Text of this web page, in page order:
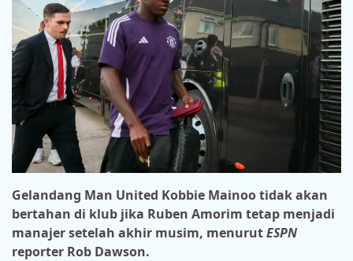
Gelandang Man United Kobbie Mainoo tidak akan
bertahan di klub jika Ruben Amorim tetap menjadi
manajer setelah akhir musim, menurutESPN
reporter Rob Dawson.